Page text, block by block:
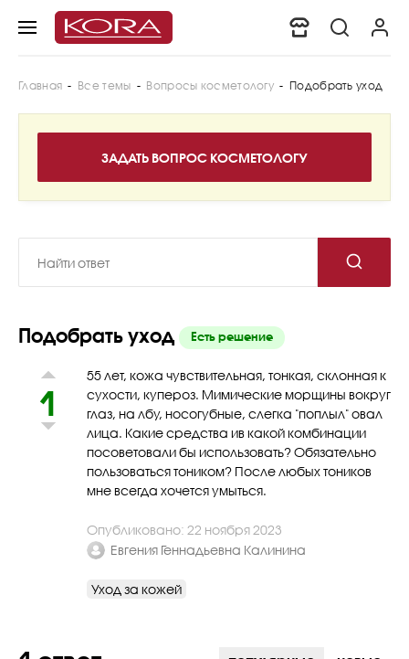
Главная - Все темы - Вопросы косметологу - Подобрать уход
Подобрать уход Есть решение
1
55 лет, кожа чувствительная, тонкая, склонная к
сухости, купероз. Мимические морщины вокруг
глаз, на лбу, носогубные, слегка "поплыл" овал
лица. Какие средства ив какой комбинации
посоветовали бы использовать? Обязательно
пользоваться тоником? После любых тоников
мне всегда хочется умыться.
Опубликовано: 22 ноября 2023
Евгения Геннадьевна Калинина
Уход за кожей